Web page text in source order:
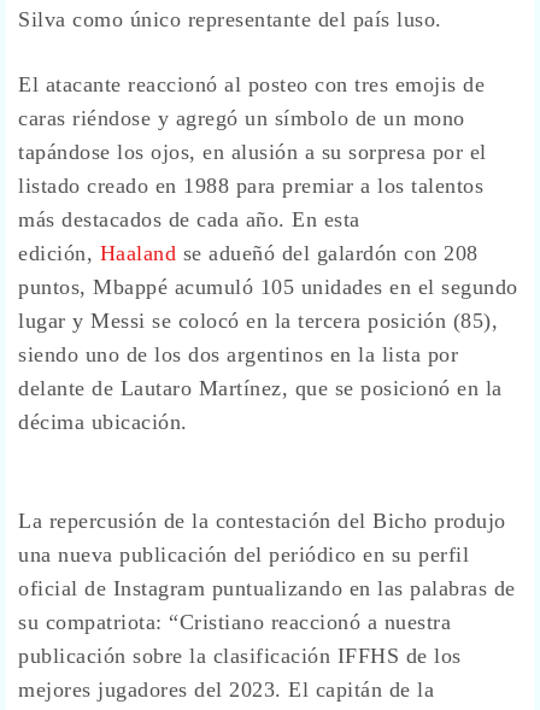
Silva como único representante del país luso.
El atacante reaccionó al posteo con tres emojis de
caras riéndose y agregó un símbolo de un mono
tapándose los ojos, en alusión a su sorpresa por el
listado creado en 1988 para premiar a los talentos
más destacados de cada año. En esta
edición, Haaland se adueñó del galardón con 208
puntos, Mbappé acumuló 105 unidades en el segundo
lugar y Messi se colocó en la tercera posición (85),
siendo uno de los dos argentinos en la lista por
delante de Lautaro Martínez, que se posicionó en la
décima ubicación.
La repercusión de la contestación del Bicho produjo
una nueva publicación del periódico en su perfil
oficial de Instagram puntualizando en las palabras de
su compatriota: “Cristiano reaccionó a nuestra
publicación sobre la clasificación IFFHS de los
mejores jugadores del 2023. El capitán de la